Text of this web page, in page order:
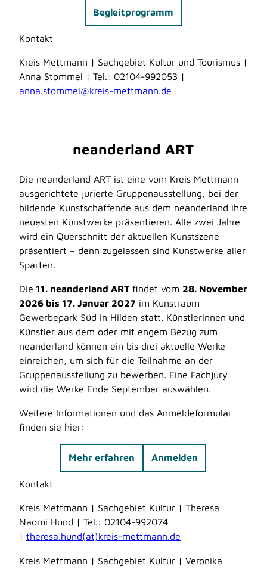
Begleitprogramm
Kontakt
Kreis Mettmann | Sachgebiet Kultur und Tourismus |
Anna Stommel | Tel.: 02104-992053 |
anna.stommel@kreis-mettmann.de
neanderland ART
Die neanderland ART ist eine vom Kreis Mettmann
ausgerichtete jurierte Gruppenausstellung, bei der
bildende Kunstschaffende aus dem neanderland ihre
neuesten Kunstwerke präsentieren. Alle zwei Jahre
wird ein Querschnitt der aktuellen Kunstszene
präsentiert – denn zugelassen sind Kunstwerke aller
Sparten.
Die 11. neanderland ART findet vom 28. November
2026 bis 17. Januar 2027 im Kunstraum
Gewerbepark Süd in Hilden statt. Künstlerinnen und
Künstler aus dem oder mit engem Bezug zum
neanderland können ein bis drei aktuelle Werke
einreichen, um sich für die Teilnahme an der
Gruppenausstellung zu bewerben. Eine Fachjury
wird die Werke Ende September auswählen.
Weitere Informationen und das Anmeldeformular
finden sie hier:
Mehr erfahren Anmelden
Kontakt
Kreis Mettmann | Sachgebiet Kultur | Theresa
Naomi Hund | Tel.: 02104-992074
| theresa.hund(at)kreis-mettmann.de
Kreis Mettmann | Sachgebiet Kultur | Veronika